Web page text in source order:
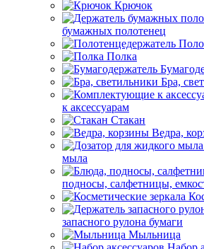
Крючок
бумажных полотенец
Полка
Бра,
к аксессуарам
Стакан
Ведра,
мыла
подносы, салфетницы,
запасного рулона бумаги
Мыльница